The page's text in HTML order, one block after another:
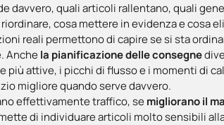
davvero, quali articoli rallentano, quali
cosa mettere in evidenza e cosa
reali permettono di capire se si sta
Anchela pianificazione delle consegne
più attive, i picchi di flusso e i momenti di
migliore quando serve davvero.
effettivamente traffico, semigliorano il
di individuare articoli molto sensibili